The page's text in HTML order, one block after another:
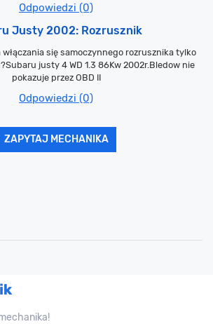
Odpowiedzi (0)
Justy 2002: Rozrusznik
się samoczynnego rozrusznika tylko
justy 4 WD 1.3 86Kw 2002r.Bledow nie
pokazuje przez OBD II
Odpowiedzi (0)
ZAPYTAJ MECHANIKA